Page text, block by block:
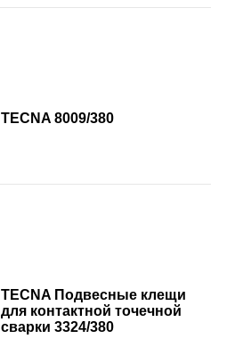
TECNA 8009/380
TECNA Подвесные клещи
для контактной точечной
сварки 3324/380